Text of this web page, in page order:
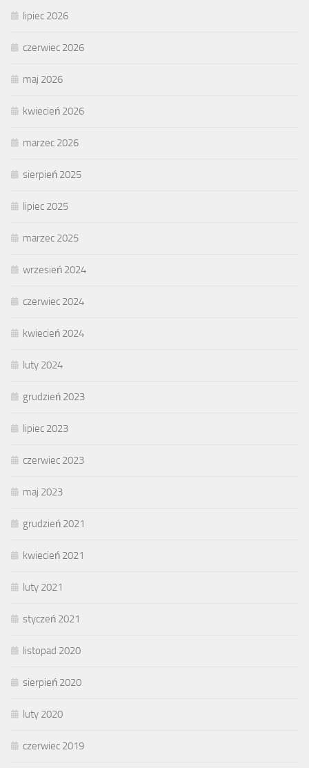
lipiec 2026
czerwiec 2026
maj 2026
kwiecień 2026
marzec 2026
sierpień 2025
lipiec 2025
marzec 2025
wrzesień 2024
czerwiec 2024
kwiecień 2024
luty 2024
grudzień 2023
lipiec 2023
czerwiec 2023
maj 2023
grudzień 2021
kwiecień 2021
luty 2021
styczeń 2021
listopad 2020
sierpień 2020
luty 2020
czerwiec 2019